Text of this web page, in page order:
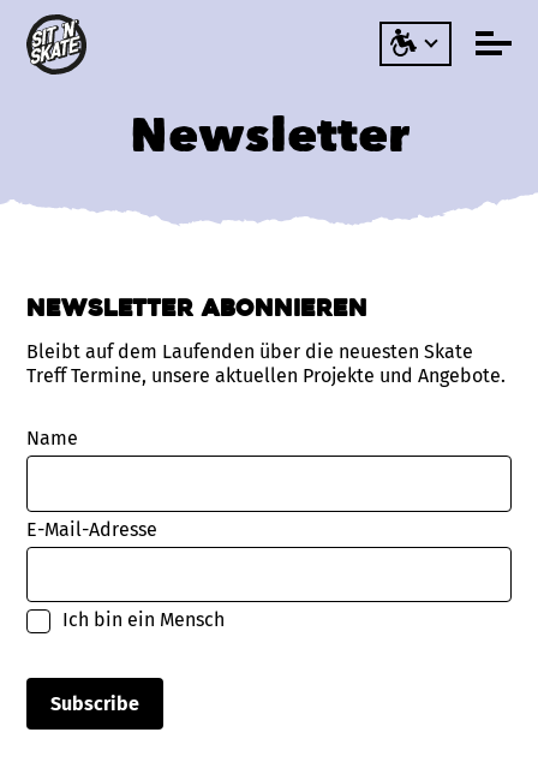
Newsletter
Newsletter abonnieren
Bleibt auf dem Laufenden über die neuesten Skate
Treff Termine, unsere aktuellen Projekte und Angebote.
Name
E-Mail-Adresse
Ich bin ein Mensch